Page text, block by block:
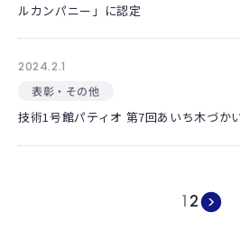
ルカンパニー」に認定
2024.2.1
表彰・その他
技術1号館パティオ 第7回あいち木づか
1 2